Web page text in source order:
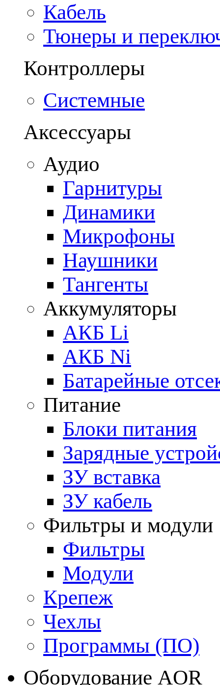
Кабель
Тюнеры и
Контроллеры
Системные
Аксессуары
Аудио
Гарнитуры
Динамики
Микрофоны
Наушники
Тангенты
Аккумуляторы
АКБ Li
АКБ Ni
Батарейные
Питание
Блоки питания
Зарядные
ЗУ вставка
ЗУ кабель
Фильтры и модули
Фильтры
Модули
Крепеж
Чехлы
Программы (ПО)
Оборудование AOR